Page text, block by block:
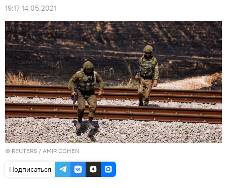
19:17 14.05.2021
© REUTERS / AMIR COHEN
Подписаться